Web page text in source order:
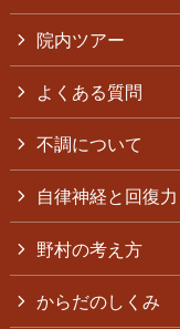
院内ツアー
よくある質問
不調について
自律神経と回復力
野村の考え方
からだのしくみ